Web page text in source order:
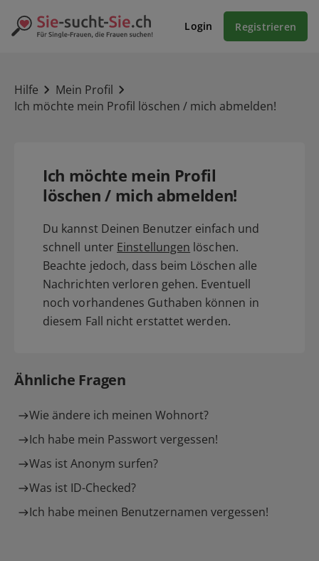
Login Registrieren
Hilfe
Mein Profil
Ich möchte mein Profil löschen / mich abmelden!
Ich möchte mein Profil
löschen / mich abmelden!
Du kannst Deinen Benutzer einfach und
schnell unter Einstellungen löschen.
Beachte jedoch, dass beim Löschen alle
Nachrichten verloren gehen. Eventuell
noch vorhandenes Guthaben können in
diesem Fall nicht erstattet werden.
Ähnliche Fragen
Wie ändere ich meinen Wohnort?
Ich habe mein Passwort vergessen!
Was ist Anonym surfen?
Was ist ID-Checked?
Ich habe meinen Benutzernamen vergessen!